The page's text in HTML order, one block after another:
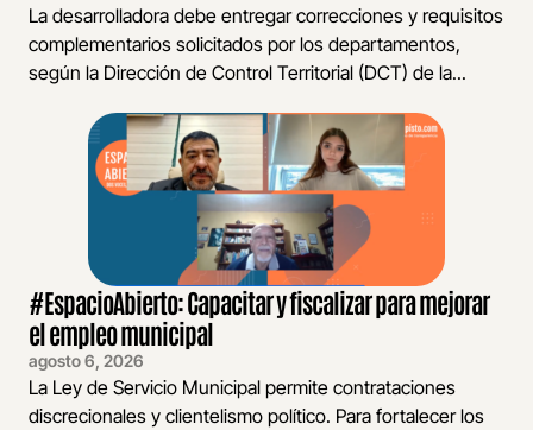
La desarrolladora debe entregar correcciones y requisitos
complementarios solicitados por los departamentos,
según la Dirección de Control Territorial (DCT) de la...
#EspacioAbierto: Capacitar y fiscalizar para mejorar
el empleo municipal
agosto 6, 2026
La Ley de Servicio Municipal permite contrataciones
discrecionales y clientelismo político. Para fortalecer los